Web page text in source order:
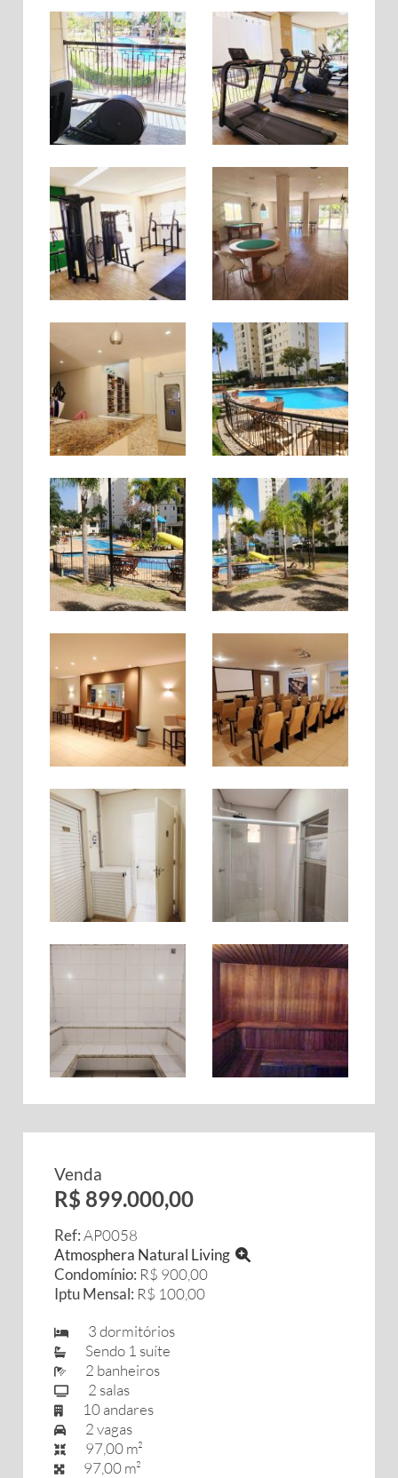
Venda
R$ 899.000,00
Ref:AP0058
Atmosphera Natural Living
Condomínio: R$ 900,00
Iptu Mensal: R$ 100,00
3 dormitórios
Sendo 1 suíte
2 banheiros
2 salas
10 andares
2 vagas
97,00 m²
97,00 m²